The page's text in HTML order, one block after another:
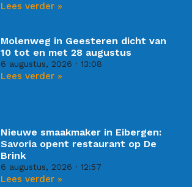
Lees verder »
Molenweg in Geesteren dicht van
10 tot en met 28 augustus
6 augustus, 2026 13:08
Lees verder »
Nieuwe smaakmaker in Eibergen:
Savoria opent restaurant op De
Brink
6 augustus, 2026 12:57
Lees verder »